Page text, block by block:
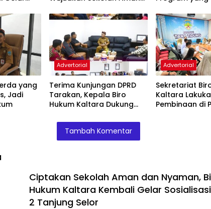
yang
Jadi
Advertorial
Terima Kunjungan DPRD
Tarakan, Kepala Biro
Hukum Kaltara Dukung
Raperda Kepemudaan
Advertorial
Sekretariat
Kaltara
Pembinaan di
Tambah Komentar
Ciptakan Sekolah Aman dan Nyaman,
Hukum Kaltara Kembali Gelar Sosialisasi
2 Tanjung Selor